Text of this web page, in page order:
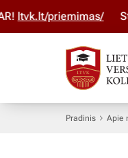
priemimas/
Pradinis Apie